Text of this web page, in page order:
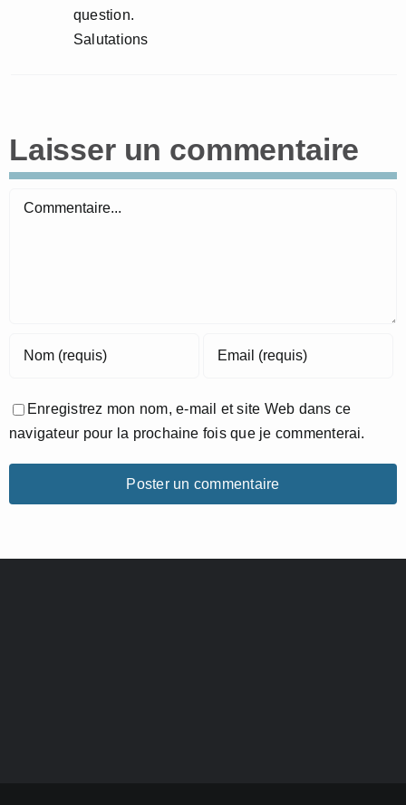
question.
Salutations
Laisser un commentaire
Commentaire
Enregistrez mon nom, e-mail et site Web dans ce
navigateur pour la prochaine fois que je commenterai.